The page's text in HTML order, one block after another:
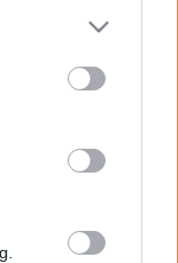
more Google
may click to
party tags to
below Google